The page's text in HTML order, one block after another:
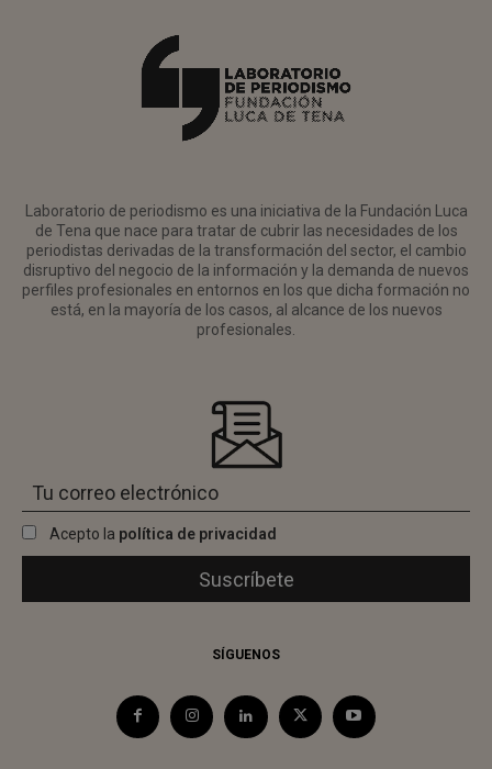
Laboratorio de periodismo es una iniciativa de la Fundación Luca
de Tena que nace para tratar de cubrir las necesidades de los
periodistas derivadas de la transformación del sector, el cambio
disruptivo del negocio de la información y la demanda de nuevos
perfiles profesionales en entornos en los que dicha formación no
está, en la mayoría de los casos, al alcance de los nuevos
profesionales.
Acepto la política de privacidad
SÍGUENOS